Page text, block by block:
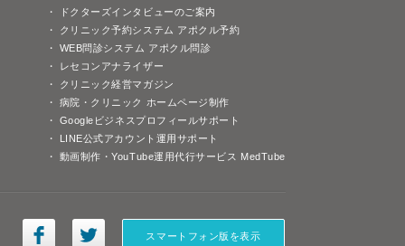
ドクターズインタビューのご案内
クリニック予約システム アポクル予約
WEB問診システム アポクル問診
レセコンアナライザー
クリニック経営マガジン
病院・クリニック ホームページ制作
Googleビジネスプロフィールサポート
LINE公式アカウント運用サポート
動画制作・YouTube運用代行サービス MedTube
スマートフォン版を表示